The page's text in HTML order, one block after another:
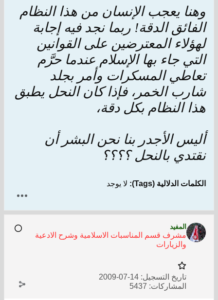
وهنا يعجب الإنسان من هذا النظام
الفائق الدقة! ربما نجد فيه إجابة
لهؤلاء المعترضين على القوانين
التي جاء بها الإسلام عندما حرَّم
تعاطي المسكرات وأمر بجلد
شارب الخمر، فإذا كان النحل يطبق
هذا النظام بكل دقة،
أليس الأجدر بنا نحن البشر أن
نقتدي بالنحل ؟؟؟؟
الكلمات الدلالية (Tags): لا يوجد
المفيد
مشرف قسم المناسبات الاسلامية وشرح الادعية
والزيارات
تاريخ التسجيل: 14-07-2009
المشاركات: 5437